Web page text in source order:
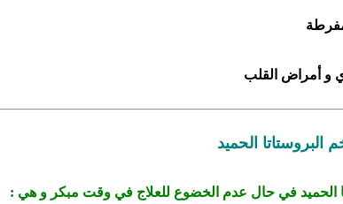
و أمراض القلب
الحميد
الحميد في حال عدم الخضوع للعلاج في وقت مبكر و هي :